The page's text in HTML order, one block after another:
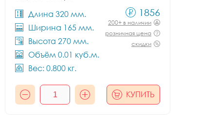
Длина 320 мм.
Ширина 165 мм.
Высота 270 мм.
Объём 0.01 куб.м.
Вес: 0.800 кг.
1856
200+ в наличии
розничная цена
скидки
КУПИТЬ